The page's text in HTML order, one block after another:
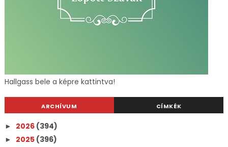
Hallgass bele a képre kattintva!
ARCHÍVUM CÍMKÉK
► 2026 (394)
► 2025 (396)